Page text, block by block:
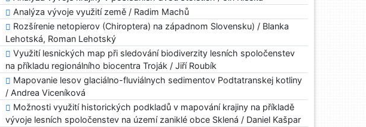
Analýza vývoje využití země / Radim Machů
Rozšírenie netopierov (Chiroptera) na západnom Slovensku) / Blanka
Lehotská, Roman Lehotský
Využití lesnických map při sledování biodiverzity lesních spoločenstev
na příkladu regionálního biocentra Troják / Jiří Roubík
Mapovanie lesov glaciálno-fluviálnych sedimentov Podtatranskej kotliny
/ Andrea Viceníková
Možnosti využití historických podkladů v mapování krajiny na příkladě
vývoje lesních spoločenstev na území zaniklé obce Sklená / Daniel Kašpar